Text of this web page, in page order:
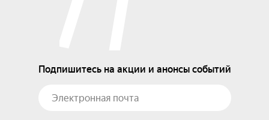
Подпишитесь на акции и анонсы событий